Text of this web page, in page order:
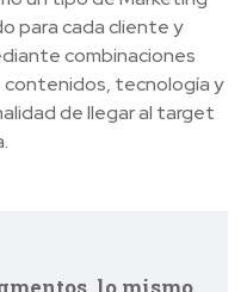
para cada cliente y
combinaciones
contenidos, tecnología y
de llegar al target